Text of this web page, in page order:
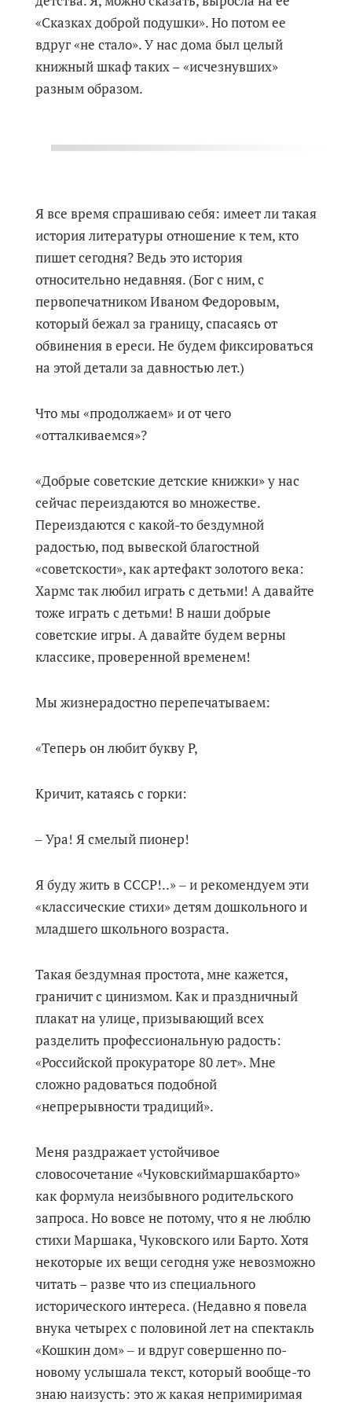
«Сказках доброй подушки». Но потом ее
вдруг «не стало». У нас дома был целый
книжный шкаф таких – «исчезнувших»
разным образом.
Я все время спрашиваю себя: имеет ли такая
история литературы отношение к тем, кто
пишет сегодня? Ведь это история
относительно недавняя. (Бог с ним, с
первопечатником Иваном Федоровым,
который бежал за границу, спасаясь от
обвинения в ереси. Не будем фиксироваться
на этой детали за давностью лет.)
Что мы «продолжаем» и от чего
«отталкиваемся»?
«Добрые советские детские книжки» у нас
сейчас переиздаются во множестве.
Переиздаются с какой-то бездумной
радостью, под вывеской благостной
«советскости», как артефакт золотого века:
Хармс так любил играть с детьми! А давайте
тоже играть с детьми! В наши добрые
советские игры. А давайте будем верны
классике, проверенной временем!
Мы жизнерадостно перепечатываем:
«Теперь он любит букву Р,
Кричит, катаясь с горки:
‒ Ура! Я смелый пионер!
Я буду жить в СССР!..» ‒ и рекомендуем эти
«классические стихи» детям дошкольного и
младшего школьного возраста.
Такая бездумная простота, мне кажется,
граничит с цинизмом. Как и праздничный
плакат на улице, призывающий всех
разделить профессиональную радость:
«Российской прокураторе 80 лет». Мне
сложно радоваться подобной
«непрерывности традиций».
Меня раздражает устойчивое
словосочетание «Чуковскиймаршакбарто»
как формула неизбывного родительского
запроса. Но вовсе не потому, что я не люблю
стихи Маршака, Чуковского или Барто. Хотя
некоторые их вещи сегодня уже невозможно
читать – разве что из специального
исторического интереса. (Недавно я повела
внука четырех с половиной лет на спектакль
«Кошкин дом» ‒ и вдруг совершенно по-
новому услышала текст, который вообще-то
знаю наизусть: это ж какая непримиримая